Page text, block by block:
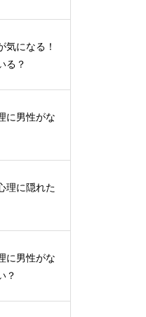
気になる！
る？
に男性がな
理に隠れた
に男性がな
？